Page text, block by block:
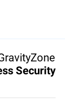
Security